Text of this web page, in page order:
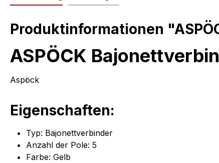
Produktinformationen
ASPÖCK
Aspöck
Eigenschaften:
Typ: Bajonettverbinder
Anzahl der Pole: 5
Farbe: Gelb